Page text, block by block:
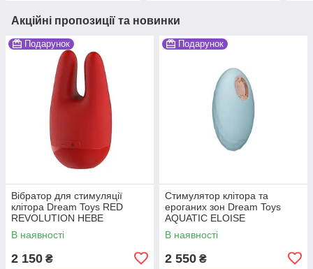
Акційні пропозиції та новинки
Подарунок
Вібратор для стимуляції
клітора Dream Toys RED
REVOLUTION HEBE
В наявності
2 150 ₴
Подарунок
Стимулятор клітора та
ероганих зон Dream Toys
AQUATIC ELOISE
В наявності
2 550 ₴